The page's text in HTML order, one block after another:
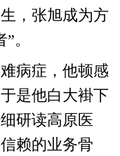
，张旭成为方
。
病症，他顿感
是他白大褂下
研读高原医
赖的业务骨